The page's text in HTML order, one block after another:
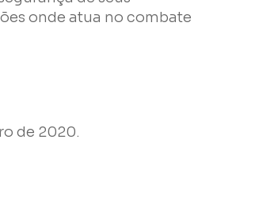
onde atua no combate
de 2020.